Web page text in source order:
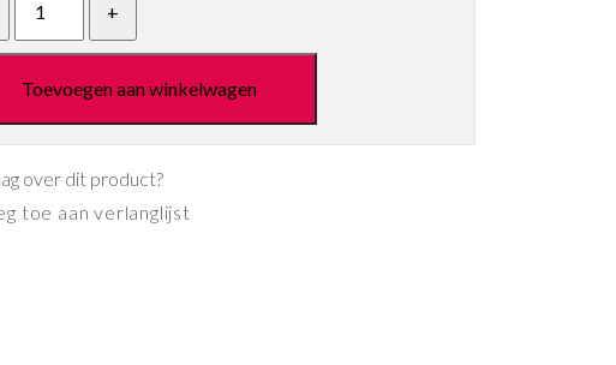
Toevoegen aan winkelwagen
over dit product?
toe aan verlanglijst